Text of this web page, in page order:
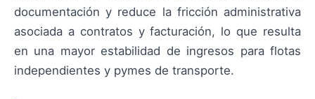
documentación y reduce la fricción administrativa
asociada a contratos y facturación, lo que resulta
en una mayor estabilidad de ingresos para flotas
independientes y pymes de transporte.